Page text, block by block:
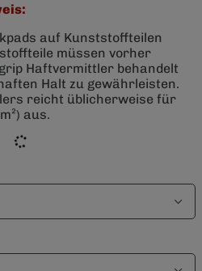
auf Kunststoffteilen
müssen vorher
Haftvermittler behandelt
Halt zu gewährleisten.
reicht üblicherweise für
aus.